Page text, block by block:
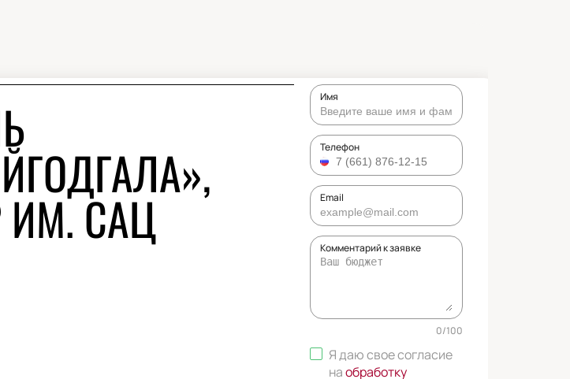
ИМ. САЦ
Имя
Телефон
Email
Комментарий к заявке
0/100
Я даю свое согласие
наобработку